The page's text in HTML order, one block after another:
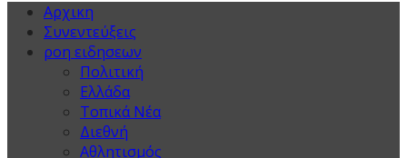
Αρχικη
Συνεντεύξεις
ροη ειδησεων
Πολιτική
Ελλάδα
Τοπικά Νέα
Διεθνή
Αθλητισμός